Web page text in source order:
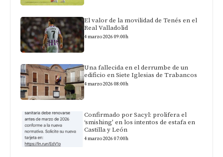
El valor de la movilidad de Tenés en el
Real Valladolid
4 marzo 2026 09:00h
Una fallecida en el derrumbe de un
edificio en Siete Iglesias de Trabancos
4 marzo 2026 08:00h
Confirmado por Sacyl: prolifera el
‘smishing’ en los intentos de estafa en
Castilla y León
4 marzo 2026 07:00h